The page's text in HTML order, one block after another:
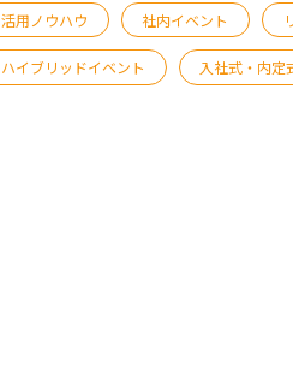
活用ノウハウ 社内イベント
ハイブリッドイベント 入社式・内定